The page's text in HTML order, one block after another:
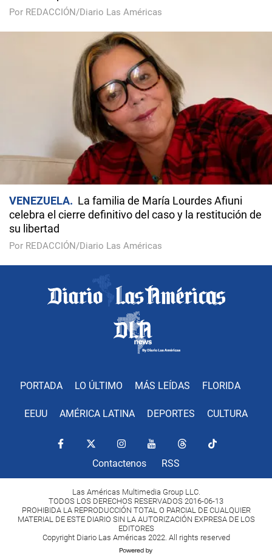
Por REDACCIÓN/Diario Las Américas
VENEZUELA
La familia de María Lourdes Afiuni
celebra el cierre definitivo del caso y la restitución de
su libertad
Por REDACCIÓN/Diario Las Américas
PORTADA LO ÚLTIMO MÁS LEÍDAS FLORIDA
EEUU AMÉRICA LATINA DEPORTES CULTURA
Contactenos RSS
Las Américas Multimedia Group LLC.
TODOS LOS DERECHOS RESERVADOS 2016-06-13
PROHIBIDA LA REPRODUCCIÓN TOTAL O PARCIAL DE CUALQUIER
MATERIAL DE ESTE DIARIO SIN LA AUTORIZACIÓN EXPRESA DE LOS
EDITORES
Copyright Diario Las Américas 2022. All rights reserved